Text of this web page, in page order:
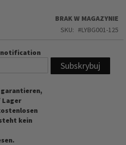
BRAK W MAGAZYNIE
SKU
LYBG001-125
notification
Lager
kein
Subskrybuj